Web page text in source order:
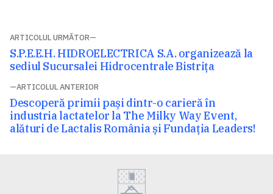
Navigare
în
articole
ARTICOLUL ANTERIOR
Articolul
anterior:
Descoperă primii pași dintr-o carieră în
industria lactatelor la The Milky Way Event,
alături de Lactalis România și Fundația Leaders!
ARTICOLUL URMĂTOR
Articolul
următor:
S.P.E.E.H. HIDROELECTRICA S.A. organizează la
sediul Sucursalei Hidrocentrale Bistriţa